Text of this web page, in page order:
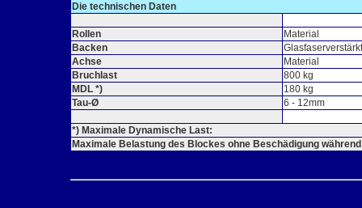
Die technischen Daten
Rollen
Material
Backen
Achse
Material
Bruchlast
800 kg
MDL *)
180 kg
Tau-Ø
6 - 12mm
*) Maximale Dynamische Last:
Maximale Belastung des Blockes ohne Beschädigung